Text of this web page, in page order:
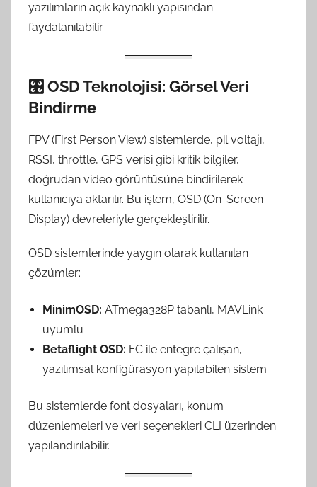
yazılımların açık kaynaklı yapısından
faydalanılabilir.
🎛️ OSD Teknolojisi: Görsel Veri
Bindirme
FPV (First Person View) sistemlerde, pil voltajı,
RSSI, throttle, GPS verisi gibi kritik bilgiler,
doğrudan video görüntüsüne bindirilerek
kullanıcıya aktarılır. Bu işlem, OSD (On-Screen
Display) devreleriyle gerçekleştirilir.
OSD sistemlerinde yaygın olarak kullanılan
çözümler:
MinimOSD: ATmega328P tabanlı, MAVLink
uyumlu
Betaflight OSD: FC ile entegre çalışan,
yazılımsal konfigürasyon yapılabilen sistem
Bu sistemlerde font dosyaları, konum
düzenlemeleri ve veri seçenekleri CLI üzerinden
yapılandırılabilir.